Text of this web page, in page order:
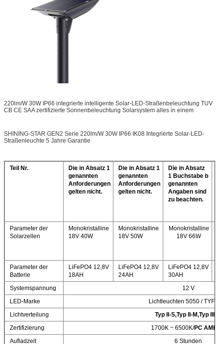
220lm/W 30W IP66 integrierte intelligente Solar-LED-Straßenbeleuchtung TUV
CB CE SAA zertifizierte Sonnenbeleuchtung Solarsystem alles in einem
SHINING-STAR GEN2 Serie 220lm/W 30W IP66 IK08 Integrierte Solar-LED-
Straßenleuchte 5 Jahre Garantie
Teil Nr.
Die in Absatz 1
genannten
Anforderungen
gelten nicht.
Die in Absatz 1
genannten
Anforderungen
gelten nicht.
Die in Absatz
1 Buchstabe b
genannten
Angaben sind
zu beachten.
Parameter der
Solarzellen
Monokristalline
18V 40W
Monokristalline
18V 50W
Monokristalline
18V 66W
Parameter der
Batterie
LiFePO4 12,8V
18AH
LiFePO4 12,8V
24AH
LiFePO4 12,8V
30AH
Systemspannung
12 V
LED-Marke
Lichtleuchten 5050 /
Lichtverteilung
Typ II-S,Typ II-M,Typ III-
Zertifizierung
1700K ~ 6500K/PC
Aufladzeit
6 Stunden